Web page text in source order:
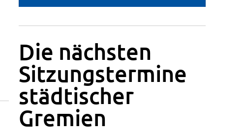
Die nächsten
Sitzungstermine
städtischer
Gremien